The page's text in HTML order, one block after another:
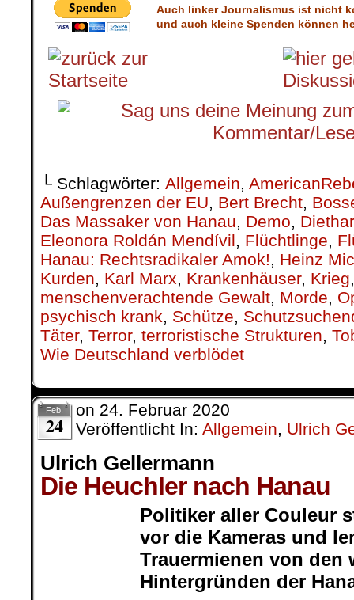
Auch linker Journalismus ist nicht
und auch kleine Spenden können
└ Schlagwörter: Allgemein,
Außengrenzen der EU, Bert Brecht,
Das Massaker von Hanau, Demo,
Eleonora Roldán Mendívil, Flüchtlinge,
Hanau: Rechtsradikaler Amok!, Heinz
Kurden, Karl Marx, Krankenhäuser, Krieg
menschenverachtende Gewalt, Morde,
psychisch krank, Schütze,
Täter, Terror, terroristische Strukturen,
Wie Deutschland verblödet
Feb.
24
on 24. Februar 2020
Veröffentlicht In: Allgemein, Ulrich
Ulrich Gellermann
Die Heuchler nach Hanau
Politiker aller Couleur
vor die Kameras und
Trauermienen von den
Hintergründen der